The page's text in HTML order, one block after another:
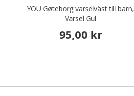
YOU Gøteborg varselväst till barn,
Varsel Gul
95,00 kr